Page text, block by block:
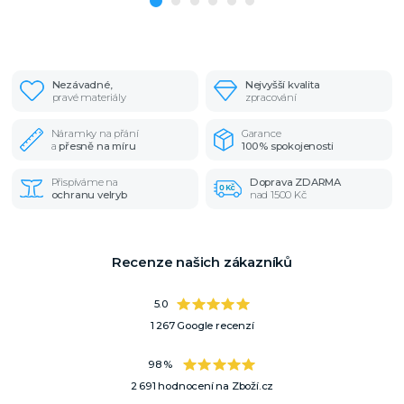
Nezávadné,
pravé materiály
Nejvyšší kvalita
zpracování
Náramky na přání
apřesně na míru
Garance
100% spokojenosti
Přispíváme na
ochranu velryb
Doprava ZDARMA
nad 1500 Kč
Recenze našich zákazníků
5.0
1 267 Google recenzí
98 %
2 691 hodnocení na Zboží.cz